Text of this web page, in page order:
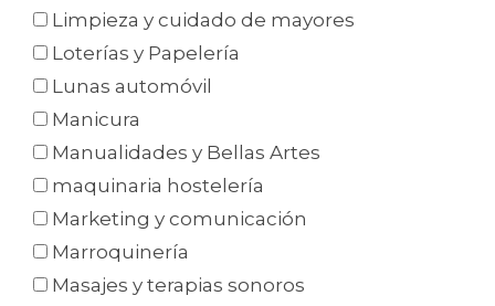
Limpieza y cuidado de mayores
Loterías y Papelería
Lunas automóvil
Manicura
Manualidades y Bellas Artes
maquinaria hostelería
Marketing y comunicación
Marroquinería
Masajes y terapias sonoros